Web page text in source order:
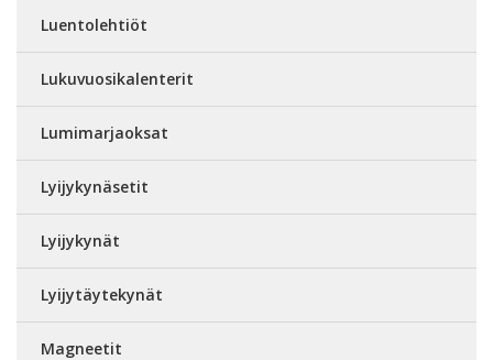
Luentolehtiöt
Lukuvuosikalenterit
Lumimarjaoksat
Lyijykynäsetit
Lyijykynät
Lyijytäytekynät
Magneetit